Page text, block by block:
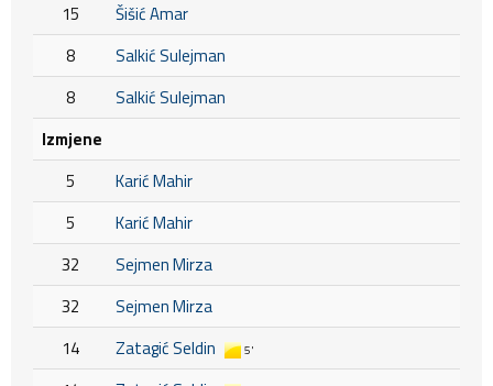
15
Šišić Amar
8
Salkić Sulejman
8
Salkić Sulejman
Izmjene
5
Karić Mahir
5
Karić Mahir
32
Sejmen Mirza
32
Sejmen Mirza
14
Zatagić Seldin 5'